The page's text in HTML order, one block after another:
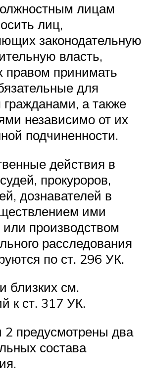
лицам
лиц,
законодательную
власть,
правом принимать
для
гражданами, а также
независимо от их
подчиненности.
действия в
прокуроров,
дознавателей в
ими
производством
расследования
по ст. 296 УК.
близких см.
к ст. 317 УК.
2 предусмотрены два
состава